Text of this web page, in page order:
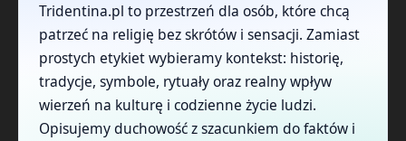
Tridentina.pl to przestrzeń dla osób, które chcą
patrzeć na religię bez skrótów i sensacji. Zamiast
prostych etykiet wybieramy kontekst: historię,
tradycje, symbole, rytuały oraz realny wpływ
wierzeń na kulturę i codzienne życie ludzi.
Opisujemy duchowość z szacunkiem do faktów i